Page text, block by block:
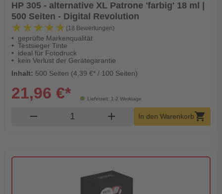
HP 305 - alternative XL Patrone 'farbig' 18 ml |
500 Seiten - Digital Revolution
★★★★★
★★★★★ (18 Bewertungen)
geprüfte Markenqualität
Testsieger Tinte
ideal für Fotodruck
kein Verlust der Gerätegarantie
Inhalt: 500 Seiten (4,39 €* / 100 Seiten)
Lieferzeit: 1-2 Werktage
21,96 €*
remove Produkt Warenkorb Menge
add In den Warenkorb shopping_cart